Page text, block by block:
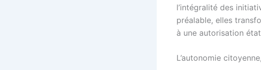
l’intégralité des
préalable, elles
à une autorisation
L’autonomie